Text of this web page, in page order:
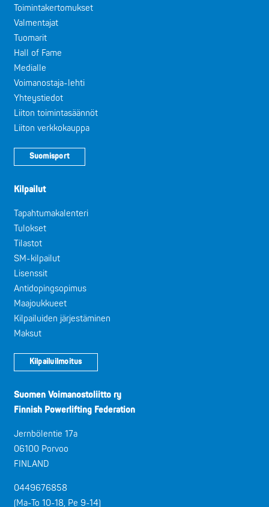
Toimintakertomukset
Valmentajat
Tuomarit
Hall of Fame
Medialle
Voimanostaja-lehti
Yhteystiedot
Liiton toimintasäännöt
Liiton verkkokauppa
Suomisport
Kilpailut
Tapahtumakalenteri
Tulokset
Tilastot
SM-kilpailut
Lisenssit
Antidopingsopimus
Maajoukkueet
Kilpailuiden järjestäminen
Maksut
Kilpailuilmoitus
Suomen Voimanostoliitto ry
Finnish Powerlifting Federation
Jernbölentie 17a
06100 Porvoo
FINLAND
0449676858
(Ma-To 10-18, Pe 9-14)